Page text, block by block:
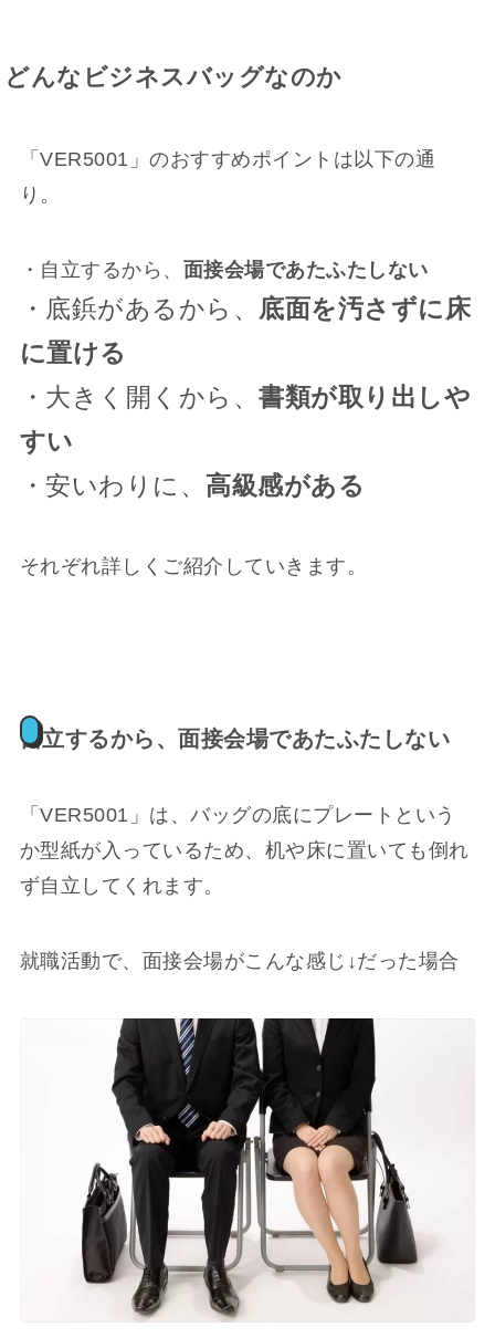
どんなビジネスバッグなのか
「VER5001」のおすすめポイントは以下の通
り。
・自立するから、 面接会場であたふたしない
・底鋲があるから、 底面を汚さずに床
に置ける
・大きく開くから、書類が取り出しや
すい
・安いわりに、 高級感がある
それぞれ詳しくご紹介していきます。
自立するから、面接会場であたふたしない
「VER5001」は、バッグの底にプレートという
か型紙が入っているため、机や床に置いても倒れ
ず自立してくれます。
就職活動で、面接会場がこんな感じ↓だった場合